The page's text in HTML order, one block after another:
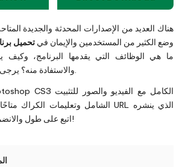
هناك العديد من الإصدارات المحدثة والجديدة
وضع الكثير من المستخدمين والإيمان في تحميل
والاستفادة منه؟ يرجى قراءة المقال التالي.
الشامل وتعليمات الكراك متاحًا للتنزيل عبر عنوان URL الذي ينشره
. اتبع على طول والانضمام لي!